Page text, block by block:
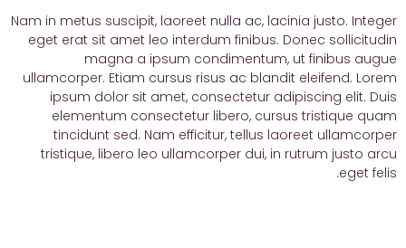
Nam in metus suscipit, laoreet nulla ac, lacinia justo. Integer
eget erat sit amet leo interdum finibus. Donec sollicitudin
magna a ipsum condimentum, ut finibus augue
ullamcorper. Etiam cursus risus ac blandit eleifend. Lorem
ipsum dolor sit amet, consectetur adipiscing elit. Duis
elementum consectetur libero, cursus tristique quam
tincidunt sed. Nam efficitur, tellus laoreet ullamcorper
tristique, libero leo ullamcorper dui, in rutrum justo arcu
eget felis.